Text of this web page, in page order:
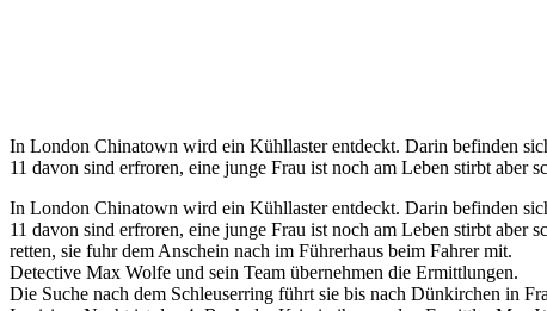
In London Chinatown wird ein Kühllaster entdeckt. Darin befinden
11 davon sind erfroren, eine junge Frau ist noch am Leben stirbt aber
In London Chinatown wird ein Kühllaster entdeckt. Darin befinden
11 davon sind erfroren, eine junge Frau ist noch am Leben stirbt aber
retten, sie fuhr dem Anschein nach im Führerhaus beim Fahrer mit.
Detective Max Wolfe und sein Team übernehmen die Ermittlungen.
Die Suche nach dem Schleuserring führt sie bis nach Dünkirchen in